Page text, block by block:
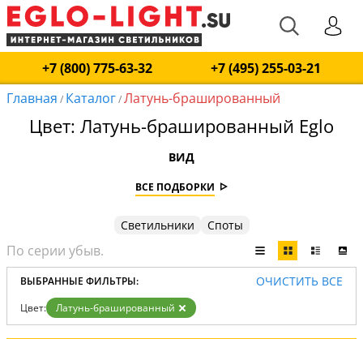
+7 (800) 775-63-32
+7 (495) 255-03-21
Главная / Каталог/Латунь-брашированный
Цвет: Латунь-брашированный Eglo
ВИД
ВСЕ ПОДБОРКИ
Светильники Споты
ВЫБРАННЫЕ ФИЛЬТРЫ: ОЧИСТИТЬ ВСЕ
Цвет: Латунь-брашированный